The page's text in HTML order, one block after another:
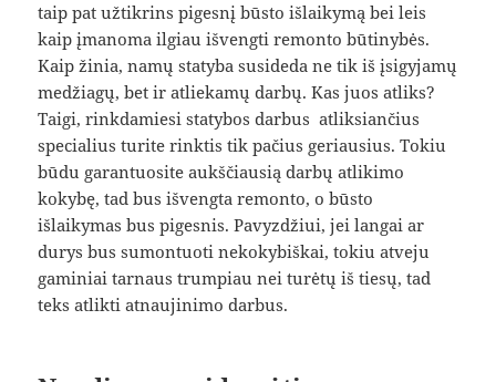
taip pat užtikrins pigesnį būsto išlaikymą bei leis
kaip įmanoma ilgiau išvengti remonto būtinybės.
Kaip žinia, namų statyba susideda ne tik iš įsigyjamų
medžiagų, bet ir atliekamų darbų. Kas juos atliks?
Taigi, rinkdamiesi statybos darbus atliksiančius
specialius turite rinktis tik pačius geriausius. Tokiu
būdu garantuosite aukščiausią darbų atlikimo
kokybę, tad bus išvengta remonto, o būsto
išlaikymas bus pigesnis. Pavyzdžiui, jei langai ar
durys bus sumontuoti nekokybiškai, tokiu atveju
gaminiai tarnaus trumpiau nei turėtų iš tiesų, tad
teks atlikti atnaujinimo darbus.